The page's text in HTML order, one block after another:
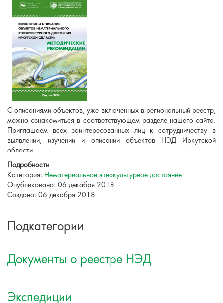
С описаниями объектов, уже включенных в региональный реестр,
можно ознакомиться в соответствующем разделе нашего сайта.
Приглашаем всех заинтересованных лиц к сотрудничеству в
выявлении, изучении и описании объектов НЭД Иркутской
области.
Подробности
Категория: Нематериальное этнокультурное достояние
Опубликовано: 06 декабря 2018
Создано: 06 декабря 2018
Подкатегории
Документы о реестре НЭД
Экспедиции